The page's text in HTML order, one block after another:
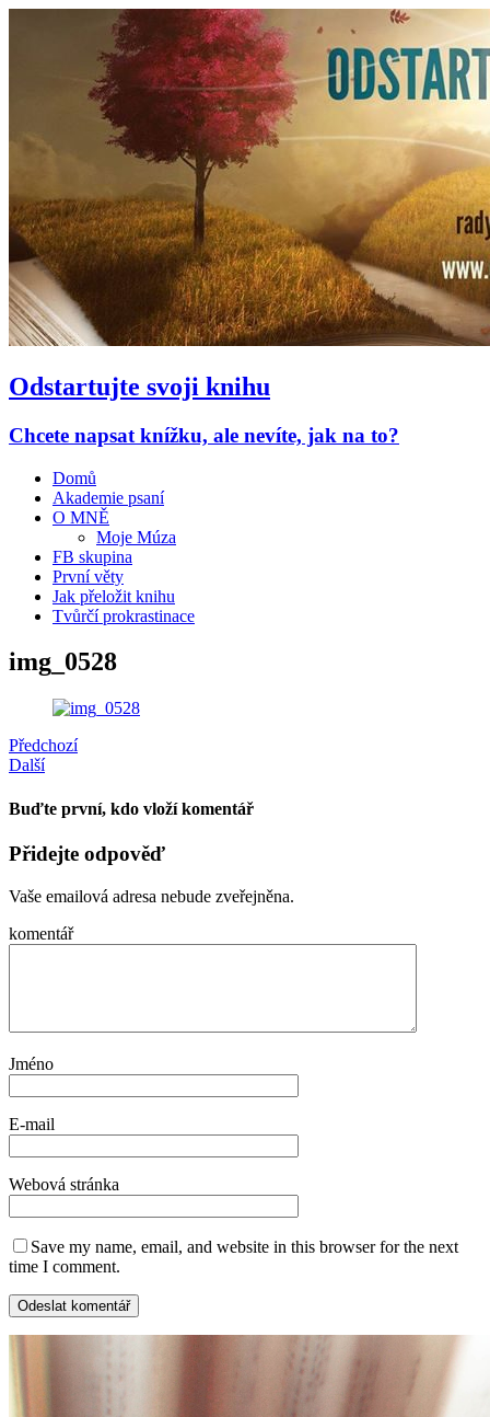
Odstartujte svoji knihu
Chcete napsat knížku, ale nevíte, jak na to?
Domů
Akademie psaní
O MNĚ
Moje Múza
FB skupina
První věty
Jak přeložit knihu
Tvůrčí prokrastinace
img_0528
Předchozí
Další
Buďte první, kdo vloží komentář
Přidejte odpověď
Vaše emailová adresa nebude zveřejněna.
komentář
Jméno
E-mail
Webová stránka
Save my name, email, and website in this browser for the next
time I comment.